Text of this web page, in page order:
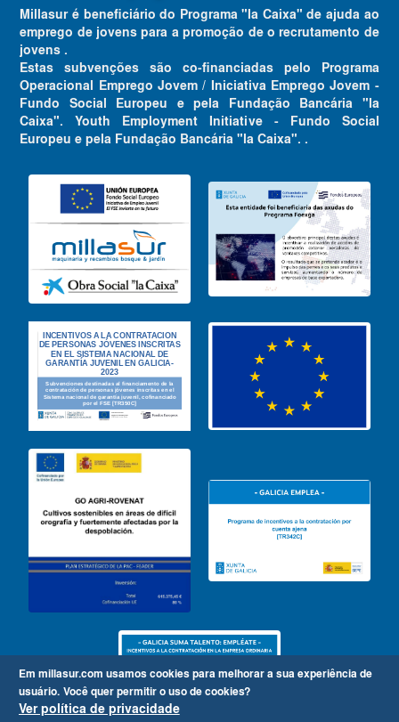
Millasur é beneficiário do Programa "la Caixa" de ajuda ao
emprego de jovens para a promoção de o recrutamento de
jovens .
Estas subvenções são co-financiadas pelo Programa
Operacional Emprego Jovem / Iniciativa Emprego Jovem -
Fundo Social Europeu e pela Fundação Bancária "la
Caixa". Youth Employment Initiative - Fundo Social
Europeu e pela Fundação Bancária "la Caixa". .
Em millasur.com usamos cookies para melhorar a sua experiência de
usuário. Você quer permitir o uso de cookies?
Ver política de privacidade